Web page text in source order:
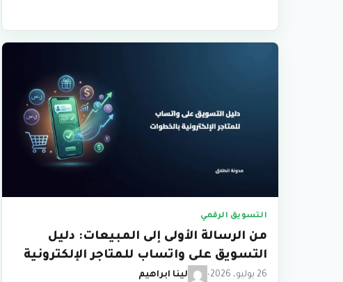
التسويق الرقمي
من الرسالة الأولى إلى المبيعات: دليل
التسويق على واتساب للمتاجر الإلكترونية
26 يوليو، 2026 •
لينا ابراهيم